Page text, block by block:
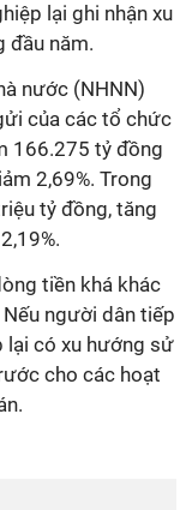
lại ghi nhận xu
đầu năm.
nước (NHNN)
của các tổ chức
166.275 tỷ đồng
2,69%. Trong
tỷ đồng, tăng
tiền khá khác
người dân tiếp
lại có xu hướng sử
cho các hoạt